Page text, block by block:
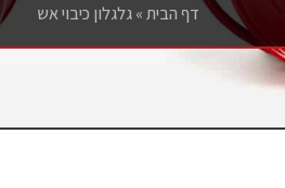
דף הבית»גלגלון כיבוי אש